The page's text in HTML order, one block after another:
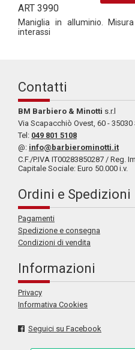
ART 3990
Maniglia in alluminio.
interassi
Contatti
BM Barbiero & Minotti s.r.l
Via Scapacchiò Ovest, 60 -
Tel: 049 801 5108
@: info@barbierominotti.it
C.F./P.IVA IT00283850287 / Reg.
Capitale Sociale: Euro 50.000 i.v.
Ordini e Spedizioni
Pagamenti
Spedizione e consegna
Condizioni di vendita
Informazioni
Privacy
Informativa Cookies
Seguici su Facebook